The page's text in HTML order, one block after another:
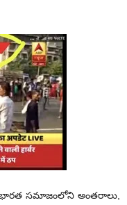
భారత సమాజంలోని అంతరాలు,